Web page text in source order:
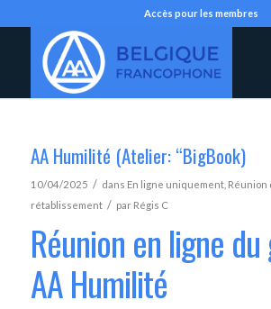
Accès pour les membres
AA Humilité (Atelier: “BigBook)
10/04/2025 / dans En ligne uniquement, Réunion
rétablissement / par Régis C
Réunion en ligne
AA Humilité